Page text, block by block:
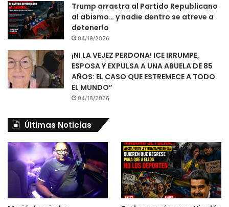
Trump arrastra al Partido Republicano
al abismo… y nadie dentro se atreve a
detenerlo
04/19/2026
¡NI LA VEJEZ PERDONA! ICE IRRUMPE,
ESPOSA Y EXPULSA A UNA ABUELA DE 85
AÑOS: EL CASO QUE ESTREMECE A TODO
EL MUNDO”
04/18/2026
Últimas Noticias